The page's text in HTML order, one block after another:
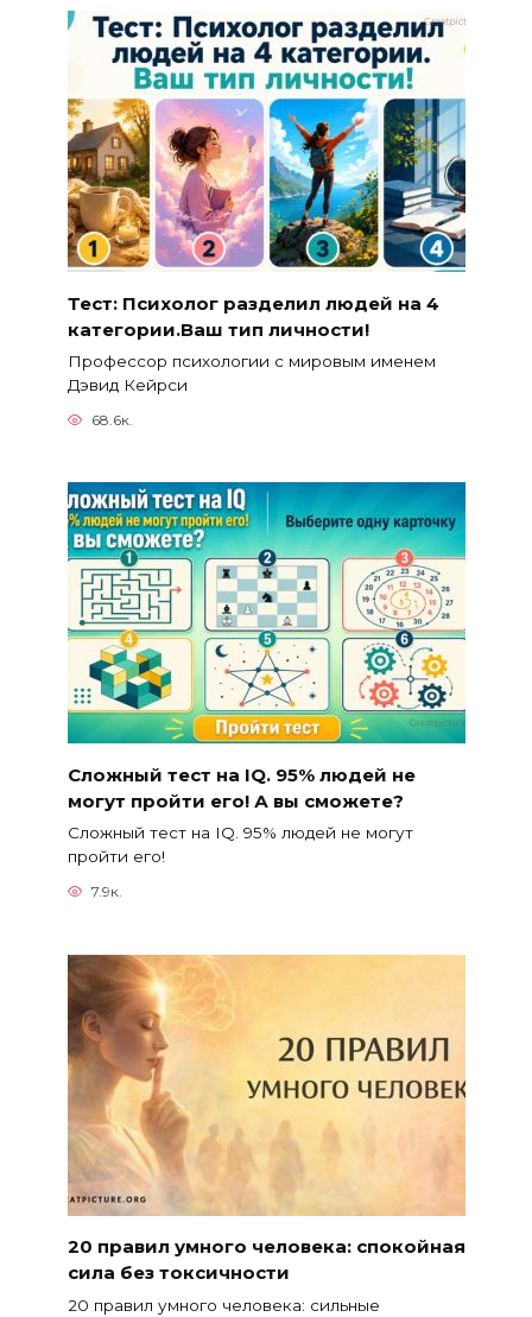
Тест: Психолог разделил людей на 4
категории.Ваш тип личности!
Профессор психологии с мировым именем
Дэвид Кейрси
68.6к.
Сложный тест на IQ. 95% людей не
могут пройти его! А вы сможете?
Сложный тест на IQ. 95% людей не могут
пройти его!
7.9к.
20 правил умного человека: спокойная
сила без токсичности
20 правил умного человека: сильные